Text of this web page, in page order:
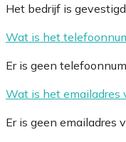
Het bedrijf is
Wat is het
Er is geen
Wat is het emailadres
Er is geen emailadres